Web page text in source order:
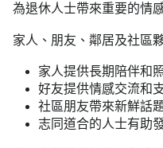
為退休人士帶來重要的情
家人、朋友、鄰居及社區
家人提供長期陪伴和
好友提供情感交流和
社區朋友帶來新鮮話
志同道合的人士有助